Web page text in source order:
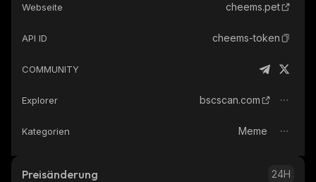
Webseite cheems.pet
API ID cheems-token
COMMUNITY
Explorer bscscan.com
Kategorien Meme
Preisänderung 24H